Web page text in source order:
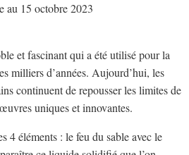
au 15 octobre 2023
et fascinant qui a été utilisé pour la
milliers d’années. Aujourd’hui, les
continuent de repousser les limites de
uniques et innovantes.
4 éléments : le feu du sable avec le